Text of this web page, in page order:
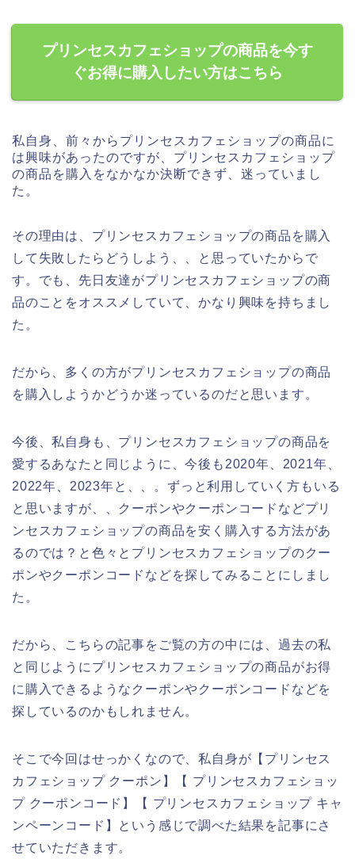
プリンセスカフェショップの商品を今す
ぐお得に購入したい方はこちら
私自身、前々からプリンセスカフェショップの商品に
は興味があったのですが、プリンセスカフェショップ
の商品を購入をなかなか決断できず、迷っていまし
た。
その理由は、プリンセスカフェショップの商品を購入
して失敗したらどうしよう、、と思っていたからで
す。でも、先日友達がプリンセスカフェショップの商
品のことをオススメしていて、かなり興味を持ちまし
た。
だから、多くの方がプリンセスカフェショップの商品
を購入しようかどうか迷っているのだと思います。
今後、私自身も、プリンセスカフェショップの商品を
愛するあなたと同じように、今後も2020年、2021年、
2022年、2023年と、、。ずっと利用していく方もいる
と思いますが、、クーポンやクーポンコードなどプリ
ンセスカフェショップの商品を安く購入する方法があ
るのでは？と色々とプリンセスカフェショップのクー
ポンやクーポンコードなどを探してみることにしまし
た。
だから、こちらの記事をご覧の方の中には、過去の私
と同じようにプリンセスカフェショップの商品がお得
に購入できるようなクーポンやクーポンコードなどを
探しているのかもしれません。
そこで今回はせっかくなので、私自身が【プリンセス
カフェショップ クーポン】【 プリンセスカフェショッ
プ クーポンコード】【 プリンセスカフェショップ キャ
ンペーンコード】という感じで調べた結果を記事にさ
せていただきます。